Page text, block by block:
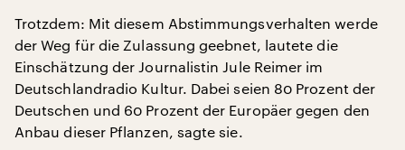
Trotzdem: Mit diesem Abstimmungsverhalten werde
der Weg für die Zulassung geebnet, lautete die
Einschätzung der Journalistin Jule Reimer im
Deutschlandradio Kultur. Dabei seien 80 Prozent der
Deutschen und 60 Prozent der Europäer gegen den
Anbau dieser Pflanzen, sagte sie.